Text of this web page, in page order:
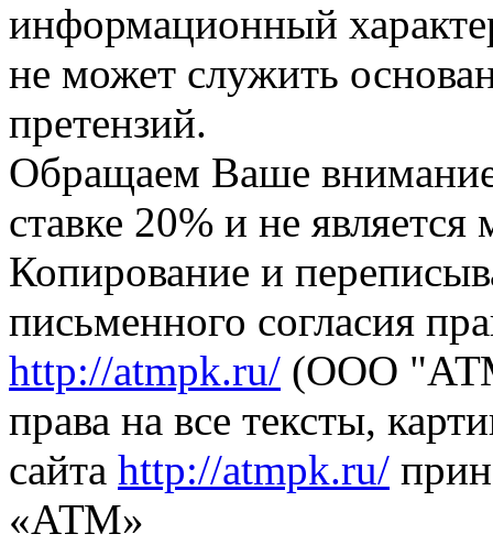
информационный
не может служить
претензий.
Обращаем Ваше
ставке 20% и не
Копирование и
письменного согласия
http://atmpk.ru/ (ООО
права на все тексты,
сайта http://atmpk.ru/
«АТМ»